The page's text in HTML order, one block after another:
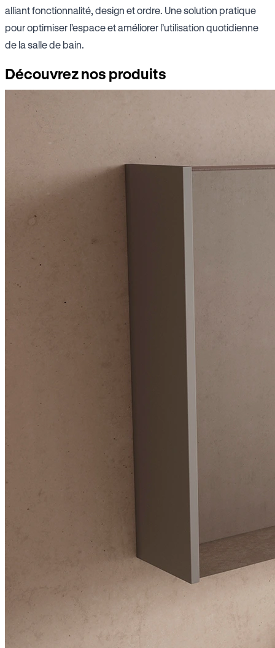
alliant fonctionnalité, design et ordre. Une solution pratique
pour optimiser l’espace et améliorer l’utilisation quotidienne
de la salle de bain.
Découvrez nos produits